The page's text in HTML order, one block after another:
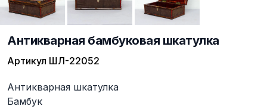
Антикварная бамбуковая шкатулка
Артикул ШЛ-22052
Описание
Антикварная шкатулка
Бамбук